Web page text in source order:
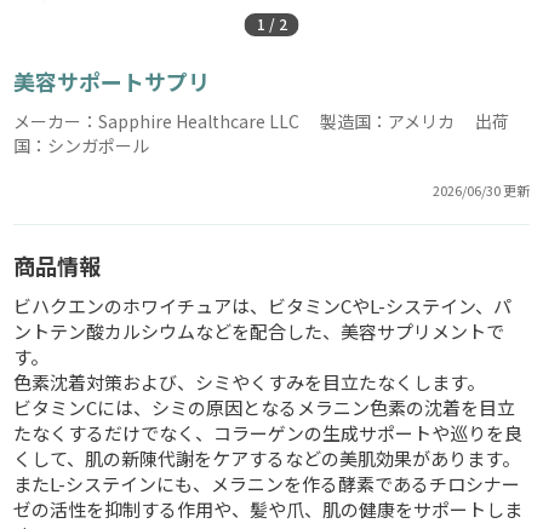
1 / 2
美容サポートサプリ
メーカー：Sapphire Healthcare LLC 製造国：アメリカ 出荷
国：シンガポール
2026/06/30 更新
商品情報
ビハクエンのホワイチュアは、ビタミンCやL-システイン、パ
ントテン酸カルシウムなどを配合した、美容サプリメントで
す。
色素沈着対策および、シミやくすみを目立たなくします。
ビタミンCには、シミの原因となるメラニン色素の沈着を目立
たなくするだけでなく、コラーゲンの生成サポートや巡りを良
くして、肌の新陳代謝をケアするなどの美肌効果があります。
またL-システインにも、メラニンを作る酵素であるチロシナー
ゼの活性を抑制する作用や、髪や爪、肌の健康をサポートしま